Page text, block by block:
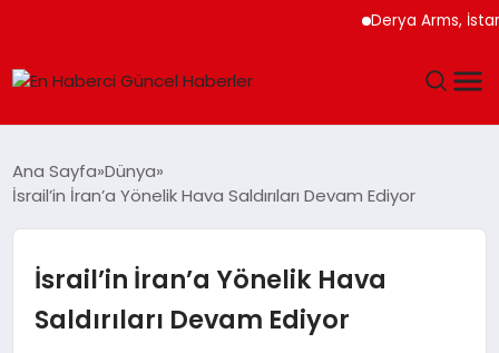
Derya Arms,
SAĞLIK
TEKNOLOJI
Ana Sayfa Dünya
İsrail’in İran’a Yönelik Hava Saldırıları Devam Ediyor
İsrail’in İran’a Yönelik Hava
Saldırıları Devam Ediyor